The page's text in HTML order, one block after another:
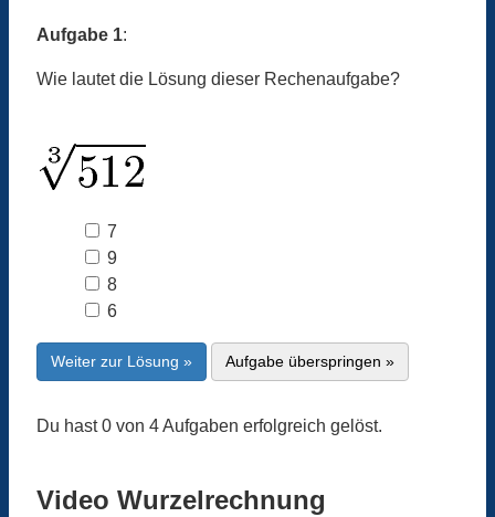
Aufgabe 1:
Wie lautet die Lösung dieser Rechenaufgabe?
7
9
8
6
Weiter zur Lösung » Aufgabe überspringen »
Du hast 0 von 4 Aufgaben erfolgreich gelöst.
Video Wurzelrechnung